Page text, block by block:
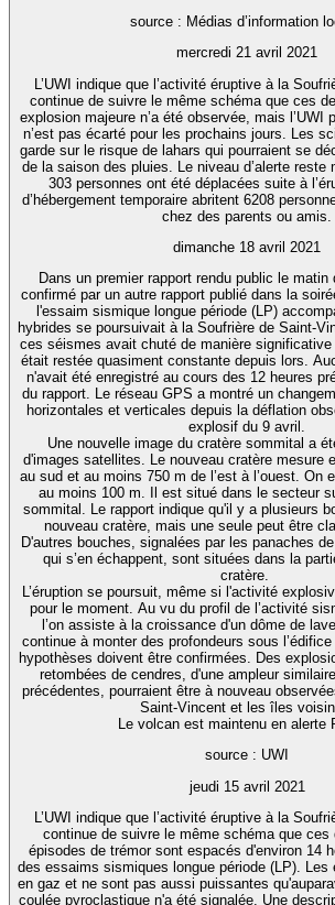
source : Médias d’information
mercredi 21 avril 2021
L’UWI indique que l’activité éruptive à la
continue de suivre le même schéma que ces
explosion majeure n’a été observée, mais l’UWI
n’est pas écarté pour les prochains jours. Les
garde sur le risque de lahars qui pourraient se
de la saison des pluies. Le niveau d’alerte reste
303 personnes ont été déplacées suite à
d’hébergement temporaire abritent 6208
chez des parents ou amis.
dimanche 18 avril 2021
Dans un premier rapport rendu public le
confirmé par un autre rapport publié dans la
l'essaim sismique longue période (LP)
hybrides se poursuivait à la Soufrière de Saint-
ces séismes avait chuté de manière
était restée quasiment constante depuis lors.
n'avait été enregistré au cours des 12 heures
du rapport. Le réseau GPS a montré un
horizontales et verticales depuis la déflation
explosif du 9 avril.
Une nouvelle image du cratère sommital a
d'images satellites. Le nouveau cratère mesure
au sud et au moins 750 m de l’est à l’ouest. On
au moins 100 m. Il est situé dans le secteur
sommital. Le rapport indique qu'il y a plusieurs
nouveau cratère, mais une seule peut être
D'autres bouches, signalées par les panaches
qui s’en échappent, sont situées dans la
cratère.
L’éruption se poursuit, même si l'activité
pour le moment. Au vu du profil de l’activité
l’on assiste à la croissance d'un dôme de
continue à monter des profondeurs sous
hypothèses doivent être confirmées. Des
retombées de cendres, d'une ampleur
précédentes, pourraient être à nouveau
Saint-Vincent et les îles
Le volcan est maintenu en alerte
source : UWI
jeudi 15 avril 2021
L’UWI indique que l’activité éruptive à la
continue de suivre le même schéma que ces
épisodes de trémor sont espacés d'environ 14
des essaims sismiques longue période (LP). Les
en gaz et ne sont pas aussi puissantes
coulée pyroclastique n'a été signalée. Une